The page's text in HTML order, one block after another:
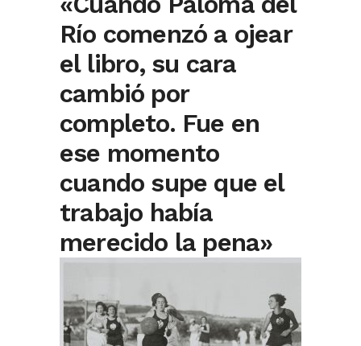
Río comenzó a ojear
el libro, su cara
cambió por
completo. Fue en
ese momento
cuando supe que el
trabajo había
merecido la pena»